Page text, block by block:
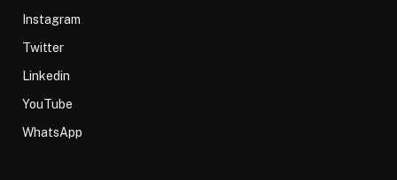
Instagram
Twitter
Linkedin
YouTube
WhatsApp